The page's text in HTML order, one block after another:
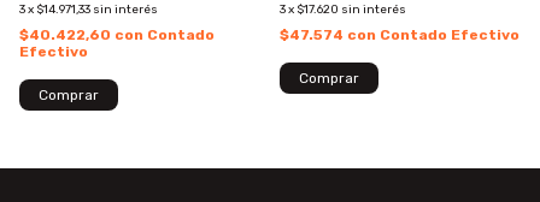
3x $14.971,33 sin interés
$40.422,60 con Contado
Efectivo
3x $17.620 sin interés
$47.574 con Contado Efectivo